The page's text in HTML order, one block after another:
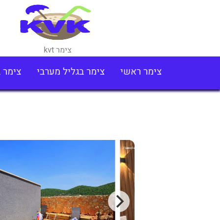
צימר kvt
צימר ראשי צימר בגליל מערבי צימר